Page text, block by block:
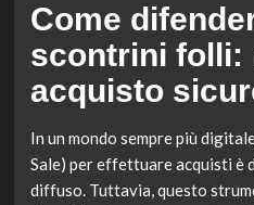
Come
scontrini folli:
acquisto
In un mondo sempre più
Sale) per effettuare acquisti è
diffuso. Tuttavia, questo